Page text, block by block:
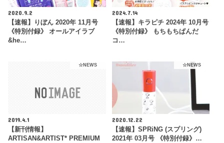
2020.9.2
【速報】りぼん 2020年 11月号
《特別付録》 オールアイラブ
&he…
2024.7.14
【速報】キラピチ 2024年 10月号
《特別付録》 もちもちぱんだ
コ…
☆NEWS
2019.4.1
【新刊情報】
ARTISAN&ARTIST* PREMIUM
☆NEWS
2020.12.22
【速報】SPRiNG (スプリング)
2021年 03月号 《特別付録》…